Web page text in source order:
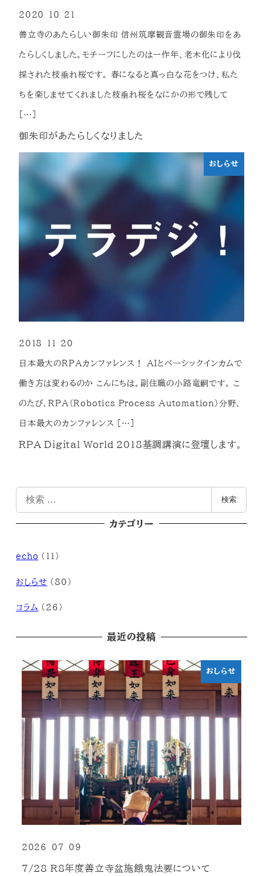
御朱印があたらしくなりました
善立寺のあたらしい御朱印 信州筑摩観音霊場の御朱印をあ
たらしくしました。モチーフにしたのは一作年、老木化により伐
採された枝垂れ桜です。 春になると真っ白な花をつけ、私た
ちを楽しませてくれました枝垂れ桜をなにかの形で残して
[…]
2020-10-21
おしらせ
RPA Digital World 2018基調講演に登壇します。
日本最大のRPAカンファレンス！ AIとベーシックインカムで
働き方は変わるのか こんにちは。副住職の小路竜嗣です。 こ
のたび、RPA（Robotics Process Automation）分野、
日本最大のカンファレンス […]
2018-11-20
検索
カテゴリー
echo (11)
おしらせ (80)
コラム (26)
最近の投稿
おしらせ
7/28 R8年度善立寺盆施餓鬼法要について
2026-07-09